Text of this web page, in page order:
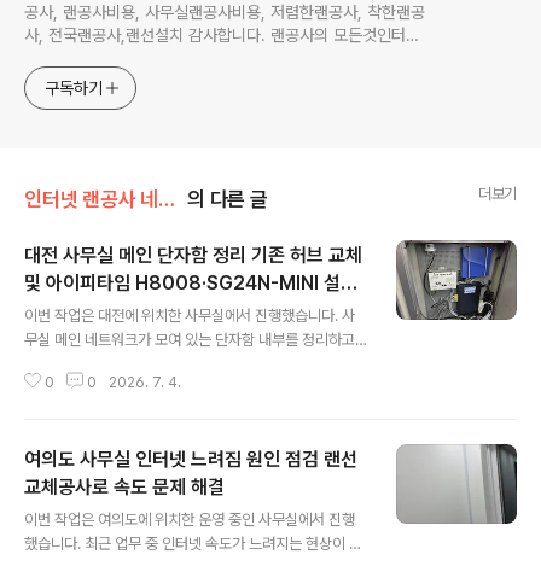
공사, 랜공사비용, 사무실랜공사비용, 저렴한랜공사, 착한랜공
사, 전국랜공사,랜선설치 감사합니다. 랜공사의 모든것인터넷
니다. 깔끔하면서도 안정된네트워크 구축을 약속드립니다
구독하기
인터넷 랜공사 네트워크 서버구축 의 다른 글 더보기
대전 사무실 메인 단자함 정리 기존 허브 교체
및 아이피타임 H8008·SG24N-MINI 설치
작업
이번 작업은 대전에 위치한 사무실에서 진행했습니다. 사
무실 메인 네트워크가 모여 있는 단자함 내부를 정리하고
트워크 점검과 장비 설치를 요청해주신 현장입니다. 메인
구성되어 있거나 오래된 허브를 계속 사용할 경우 장애 발
생 시 문제 회선을 찾기 어렵고, 장비 상태에 따라 인터넷
연결에도 영향을 줄 수 있습니다. 이번 현장에서는 기존 네
트워크 구조와 회선 상태를 확인한 뒤 단자함 내부 배선을
0 0 2026. 7. 4.
여의도 사무실 인터넷 느려짐 원인 점검 랜선
교체공사로 속도 문제 해결
이번 작업은 여의도에 위치한 운영 중인 사무실에서 진행
했습니다. 최근 업무 중 인터넷 속도가 느려지는 현상이 반